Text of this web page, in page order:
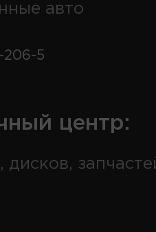
авто
206-5
центр:
дисков,